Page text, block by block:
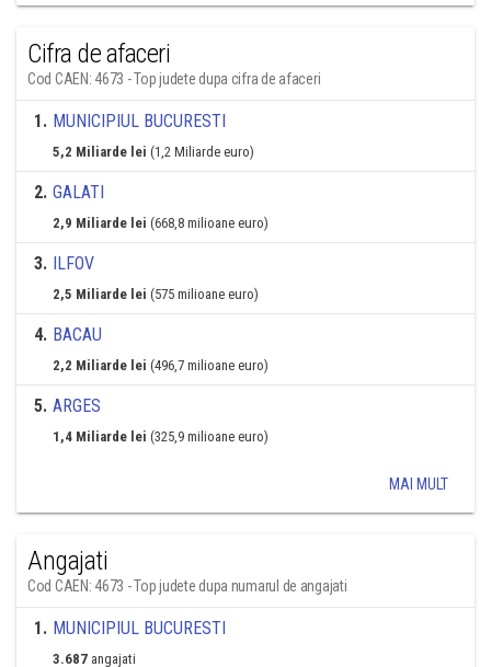
Cifra de afaceri
Cod CAEN: 4673 - Top judete dupa cifra de afaceri
1. MUNICIPIUL BUCURESTI
5,2 Miliarde lei (1,2 Miliarde euro)
2. GALATI
2,9 Miliarde lei (668,8 milioane euro)
3. ILFOV
2,5 Miliarde lei (575 milioane euro)
4. BACAU
2,2 Miliarde lei (496,7 milioane euro)
5. ARGES
1,4 Miliarde lei (325,9 milioane euro)
MAI MULT
Angajati
Cod CAEN: 4673 - Top judete dupa numarul de angajati
1. MUNICIPIUL BUCURESTI
3.687 angajati